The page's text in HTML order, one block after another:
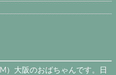
）大阪のおばちゃんです。日